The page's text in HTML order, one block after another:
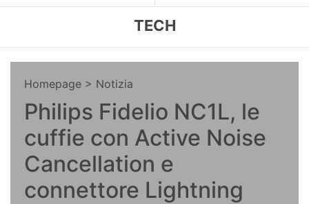
TECH
Homepage > Notizia
Philips Fidelio NC1L, le
cuffie con Active Noise
Cancellation e
connettore Lightning